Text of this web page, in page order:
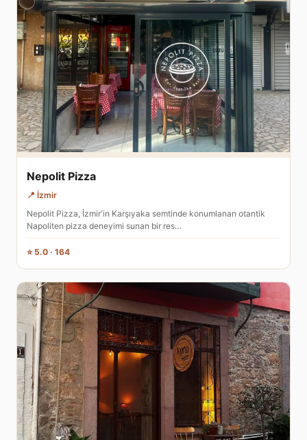
Nepolit Pizza
📍 İzmir
Nepolit Pizza, İzmir'in Karşıyaka semtinde konumlanan otantik
Napoliten pizza deneyimi sunan bir res…
⭐ 5.0 · 164